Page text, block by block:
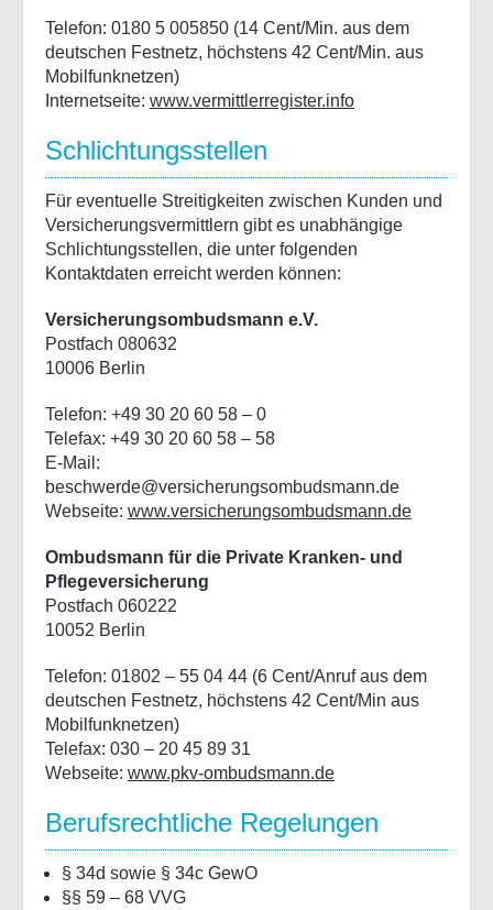
Telefon: 0180 5 005850 (14 Cent/Min. aus dem
deutschen Festnetz, höchstens 42 Cent/Min. aus
Mobilfunknetzen)
Internetseite: www.vermittlerregister.info
Schlichtungsstellen
Für eventuelle Streitigkeiten zwischen Kunden und
Versicherungsvermittlern gibt es unabhängige
Schlichtungsstellen, die unter folgenden
Kontaktdaten erreicht werden können:
Versicherungsombudsmann e.V.
Postfach 080632
10006 Berlin
Telefon: +49 30 20 60 58 – 0
Telefax: +49 30 20 60 58 – 58
E-Mail:
beschwerde@versicherungsombudsmann.de
Webseite: www.versicherungsombudsmann.de
Ombudsmann für die Private Kranken- und
Pflegeversicherung
Postfach 060222
10052 Berlin
Telefon: 01802 – 55 04 44 (6 Cent/Anruf aus dem
deutschen Festnetz, höchstens 42 Cent/Min aus
Mobilfunknetzen)
Telefax: 030 – 20 45 89 31
Webseite: www.pkv-ombudsmann.de
Berufsrechtliche Regelungen
§ 34d sowie § 34c GewO
§§ 59 – 68 VVG